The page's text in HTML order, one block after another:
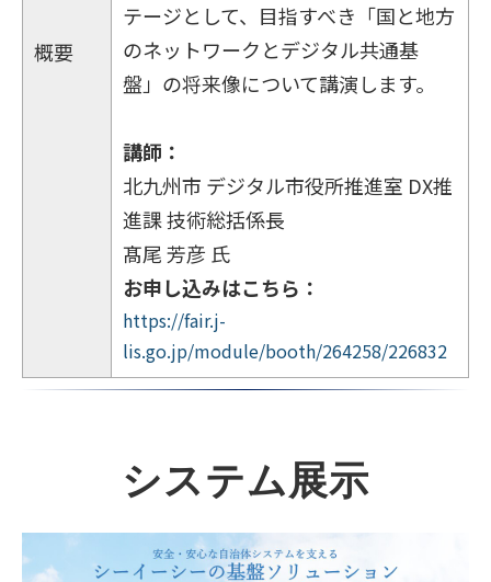
概要
テージとして、目指すべき「国と地方
のネットワークとデジタル共通基
盤」の将来像について講演します。
講師：
北九州市 デジタル市役所推進室 DX推
進課 技術総括係長
髙尾 芳彦 氏
お申し込みはこちら：
https://fair.j-
lis.go.jp/module/booth/264258/226832
システム展示